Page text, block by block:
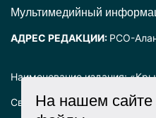
Наименование издания:
Свидетельство о
Mультимедийный
АДРЕС РЕДАКЦИИ: РСО-
На нашем сайте